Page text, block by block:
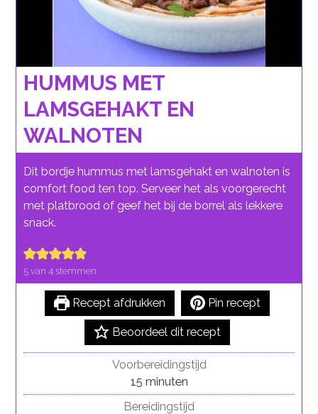
HUMMUS MET
LAMSGEHAKT EN
WALNOTEN
Dit bordje hummus met lamsgehakt en walnoten is
comfort food ten top. Serveer het als voorgerecht
met platbrood of geef het bij de borrel als lekkere
snack.
5 van4 stemmen
Recept afdrukken Pin recept
Beoordeel dit recept
Voorbereidingstijd
15minuten
minuten
Bereidingstijd